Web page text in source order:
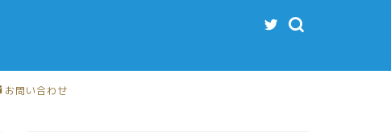
お問い合わせ